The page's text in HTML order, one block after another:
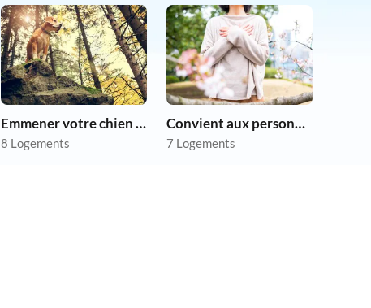
Emmener votre chien en vacances
8 Logements
Convient aux personnes allergiques
7 Logements